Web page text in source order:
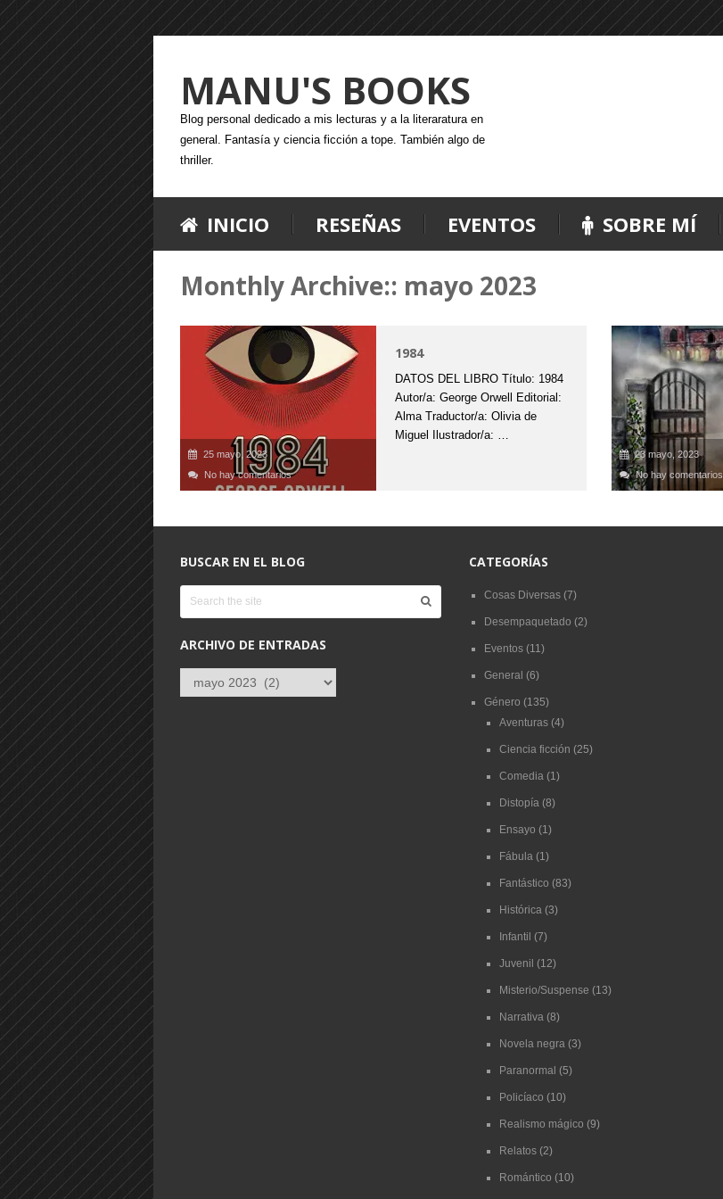
MANU'S BOOKS
Blog personal dedicado a mis lecturas y a la literaratura en
general. Fantasía y ciencia ficción a tope. También algo de
thriller.
INICIO RESEÑAS EVENTOS SOBRE MÍ
Monthly Archive:: mayo 2023
25 mayo, 2023
No hay comentarios
1984
DATOS DEL LIBRO Título: 1984
Autor/a: George Orwell Editorial:
Alma Traductor/a: Olivia de
Miguel Ilustrador/a: …
23 mayo, 2023
No hay comentarios
BUSCAR EN EL BLOG
ARCHIVO DE ENTRADAS
de
CATEGORÍAS
Cosas Diversas (7)
Desempaquetado (2)
Eventos (11)
General (6)
Género (135)
Aventuras (4)
Ciencia ficción (25)
Comedia (1)
Distopía (8)
Ensayo (1)
Fábula (1)
Fantástico (83)
Histórica (3)
Infantil (7)
Juvenil (12)
Misterio/Suspense (13)
Narrativa (8)
Novela negra (3)
Paranormal (5)
Policíaco (10)
Realismo mágico (9)
Relatos (2)
Romántico (10)